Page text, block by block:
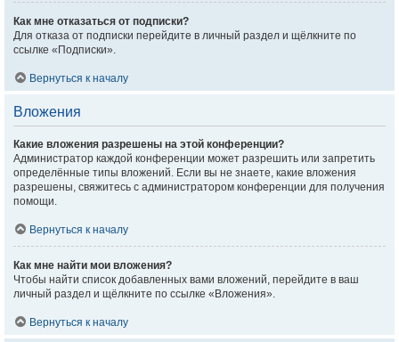
Как мне отказаться от подписки?
Для отказа от подписки перейдите в личный раздел и щёлкните по
ссылке «Подписки».
Вернуться к началу
Вложения
Какие вложения разрешены на этой конференции?
Администратор каждой конференции может разрешить или запретить
определённые типы вложений. Если вы не знаете, какие вложения
разрешены, свяжитесь с администратором конференции для получения
помощи.
Вернуться к началу
Как мне найти мои вложения?
Чтобы найти список добавленных вами вложений, перейдите в ваш
личный раздел и щёлкните по ссылке «Вложения».
Вернуться к началу